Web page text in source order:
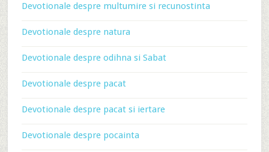
Devotionale despre multumire si recunostinta
Devotionale despre natura
Devotionale despre odihna si Sabat
Devotionale despre pacat
Devotionale despre pacat si iertare
Devotionale despre pocainta